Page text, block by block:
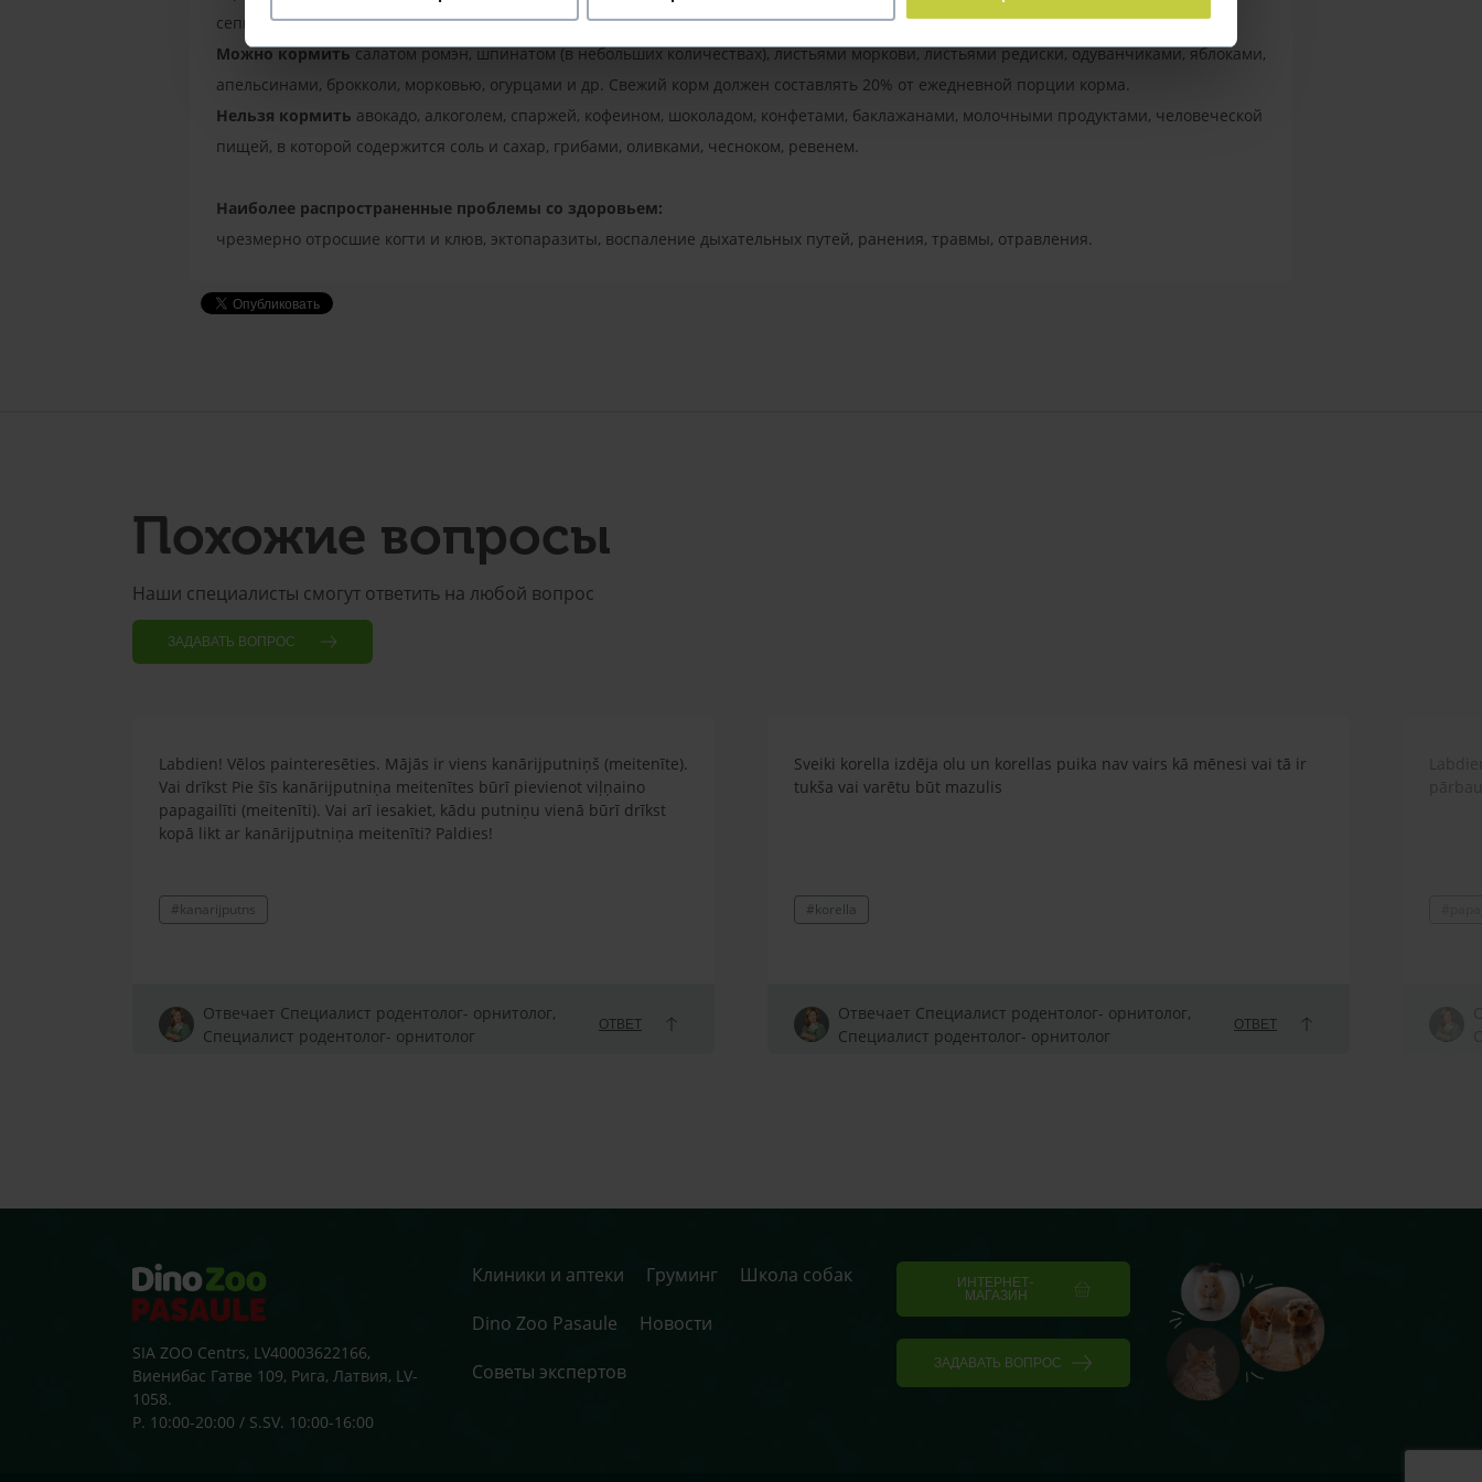
сепией и грунтом.
Можно кормитьсалатом ромэн, шпинатом (в небольших количествах), листьями моркови, листьями редиски, одуванчиками, яблоками,
апельсинами, брокколи, морковью, огурцами и др. Свежий корм должен составлять 20% от ежедневной порции корма.
Нельзя кормить авокадо, алкоголем, спаржей, кофеином, шоколадом, конфетами, баклажанами, молочными продуктами, человеческой
пищей, в которой содержится соль и сахар, грибами, оливками, чесноком, ревенем.
Наиболее распространенные проблемы со здоровьем:
чрезмерно отросшие когти и клюв, эктопаразиты, воспаление дыхательных путей, ранения, травмы, отравления.
Похожие вопросы
Наши специалисты смогут ответить на любой вопрос
ЗАДАВАТЬ ВОПРОС
Labdien! Vēlos painteresēties. Mājās ir viens kanārijputniņš (meitenīte).
Vai drīkst Pie šīs kanārijputniņa meitenītes būrī pievienot viļņaino
papagailīti (meitenīti). Vai arī iesakiet, kādu putniņu vienā būrī drīkst
kopā likt ar kanārijputniņa meitenīti? Paldies!
#kanarijputns
Отвечает Специалист родентолог- орнитолог,
Специалист родентолог- орнитолог
ОТВЕТ
Sveiki korella izdēja olu un korellas puika nav vairs kā mēnesi vai tā ir
tukša vai varētu būt mazulis
#korella
Отвечает Специалист родентолог- орнитолог,
Специалист родентолог- орнитолог
ОТВЕТ
SIA ZOO Centrs, LV40003622166,
Виенибас Гатве 109, Рига, Латвия, LV-
1058.
P. 10:00-20:00 / S.SV. 10:00-16:00
Клиники и аптеки Груминг
Школа собак
Dino Zoo Pasaule
Новости
Советы экспертов
ИНТЕРНЕТ-
МАГАЗИН
ЗАДАВАТЬ ВОПРОС